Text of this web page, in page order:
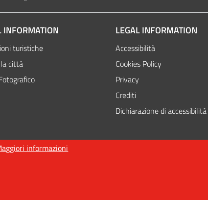
INFORMATION
turistiche
città
LEGAL INFORMATION
Accessibilità
Cookies Policy
Privacy
Crediti
Dichiarazione di accessibilità
informazioni